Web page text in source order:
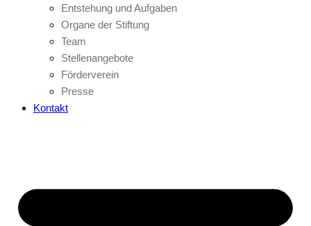
Entstehung und Aufgaben
Organe der Stiftung
Team
Stellenangebote
Förderverein
Presse
Kontakt